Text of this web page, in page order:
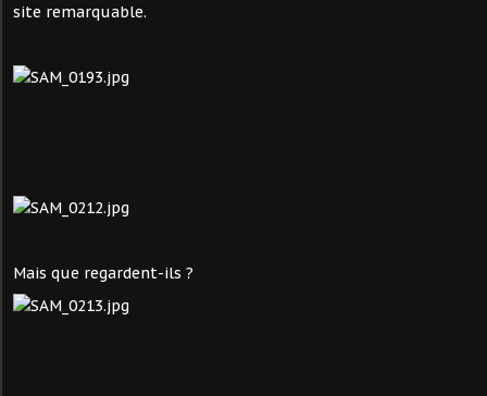
site remarquable.
Mais que regardent-ils ?